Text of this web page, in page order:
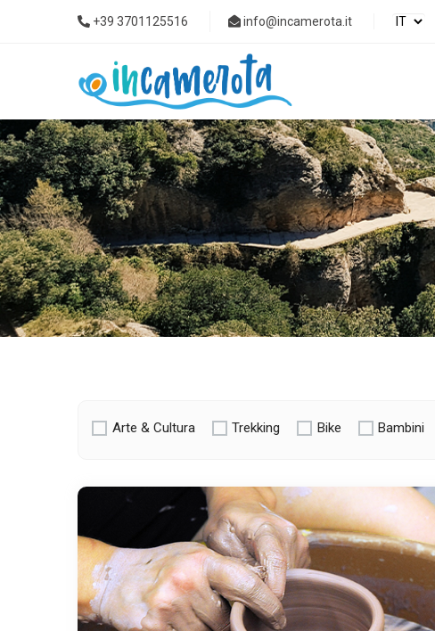
+39 3701125516 info@incamerota.it
Arte & Cultura Trekking Bike Bambini